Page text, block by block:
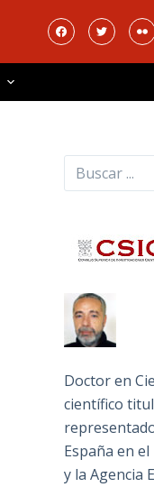
Buscar
Doctor en
científico
España en
y la Agencia